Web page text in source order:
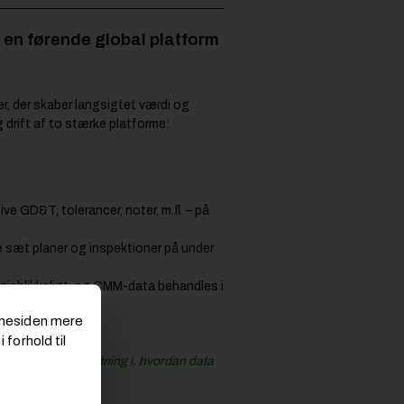
førende global platform
der skaber langsigtet værdi og
drift af to stærke platforme:
GD&T, tolerancer, noter, m.fl. – på
sæt planer og inspektioner på under
og CMM-data behandles i
praktisk vejledning i, hvordan data
mere
forhold til